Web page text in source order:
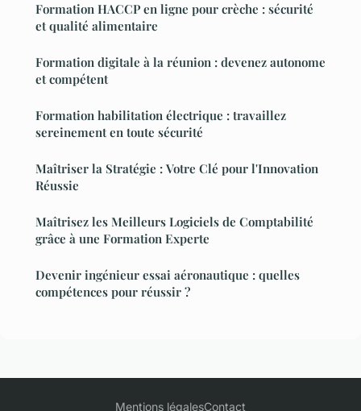
Formation HACCP en ligne pour crèche : sécurité
et qualité alimentaire
Formation digitale à la réunion : devenez autonome
et compétent
Formation habilitation électrique : travaillez
sereinement en toute sécurité
Maîtriser la Stratégie : Votre Clé pour l'Innovation
Réussie
Maîtrisez les Meilleurs Logiciels de Comptabilité
grâce à une Formation Experte
Devenir ingénieur essai aéronautique : quelles
compétences pour réussir ?
Mentions légalesContact